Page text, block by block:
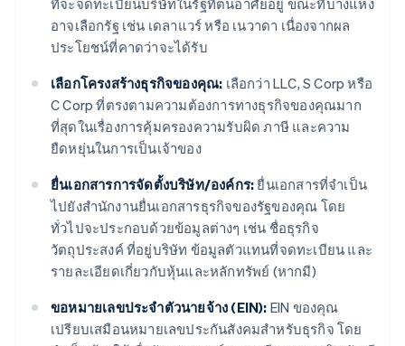
ที่จะจดทะเบียนบริษัทในรัฐที่ตนอาศัยอยู่ ขณะที่บางแห่ง
อาจเลือกรัฐ เช่น เดลาแวร์ หรือ เนวาดา เนื่องจากผล
ประโยชน์ที่คาดว่าจะได้รับ
เลือกโครงสร้างธุรกิจของคุณ: เลือกว่า LLC, S Corp หรือ
C Corp ที่ตรงตามความต้องการทางธุรกิจของคุณมาก
ที่สุดในเรื่องการคุ้มครองความรับผิด ภาษี และความ
ยืดหยุ่นในการเป็นเจ้าของ
ยื่นเอกสารการจัดตั้งบริษัท/องค์กร: ยื่นเอกสารที่จำเป็น
ไปยังสำนักงานยื่นเอกสารธุรกิจของรัฐของคุณ โดย
ทั่วไปจะประกอบด้วยข้อมูลต่างๆ เช่น ชื่อธุรกิจ
วัตถุประสงค์ ที่อยู่บริษัท ข้อมูลตัวแทนที่จดทะเบียน และ
รายละเอียดเกี่ยวกับหุ้นและหลักทรัพย์ (หากมี)
ขอหมายเลขประจำตัวนายจ้าง (EIN): EIN ของคุณ
เปรียบเสมือนหมายเลขประกันสังคมสำหรับธุรกิจ โดย